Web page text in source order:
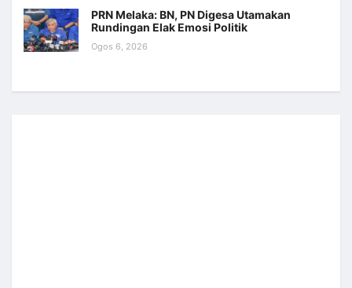
PRN Melaka: BN, PN Digesa Utamakan
Rundingan Elak Emosi Politik
Ogos 6, 2026